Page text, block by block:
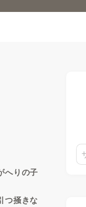
へりの子
つ掻きな